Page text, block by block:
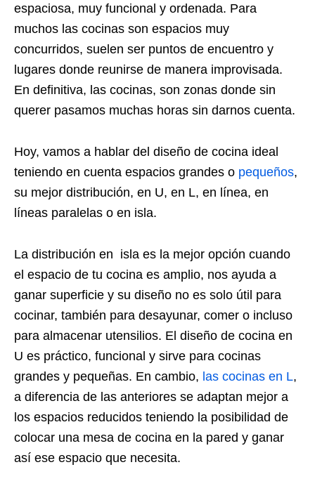
espaciosa, muy funcional y ordenada. Para
muchos las cocinas son espacios muy
concurridos, suelen ser puntos de encuentro y
lugares donde reunirse de manera improvisada.
En definitiva, las cocinas, son zonas donde sin
querer pasamos muchas horas sin darnos cuenta.
Hoy, vamos a hablar del diseño de cocina ideal
teniendo en cuenta espacios grandes o pequeños,
su mejor distribución, en U, en L, en línea, en
líneas paralelas o en isla.
La distribución en isla es la mejor opción cuando
el espacio de tu cocina es amplio, nos ayuda a
ganar superficie y su diseño no es solo útil para
cocinar, también para desayunar, comer o incluso
para almacenar utensilios. El diseño de cocina en
U es práctico, funcional y sirve para cocinas
grandes y pequeñas. En cambio, las cocinas en L,
a diferencia de las anteriores se adaptan mejor a
los espacios reducidos teniendo la posibilidad de
colocar una mesa de cocina en la pared y ganar
así ese espacio que necesita.